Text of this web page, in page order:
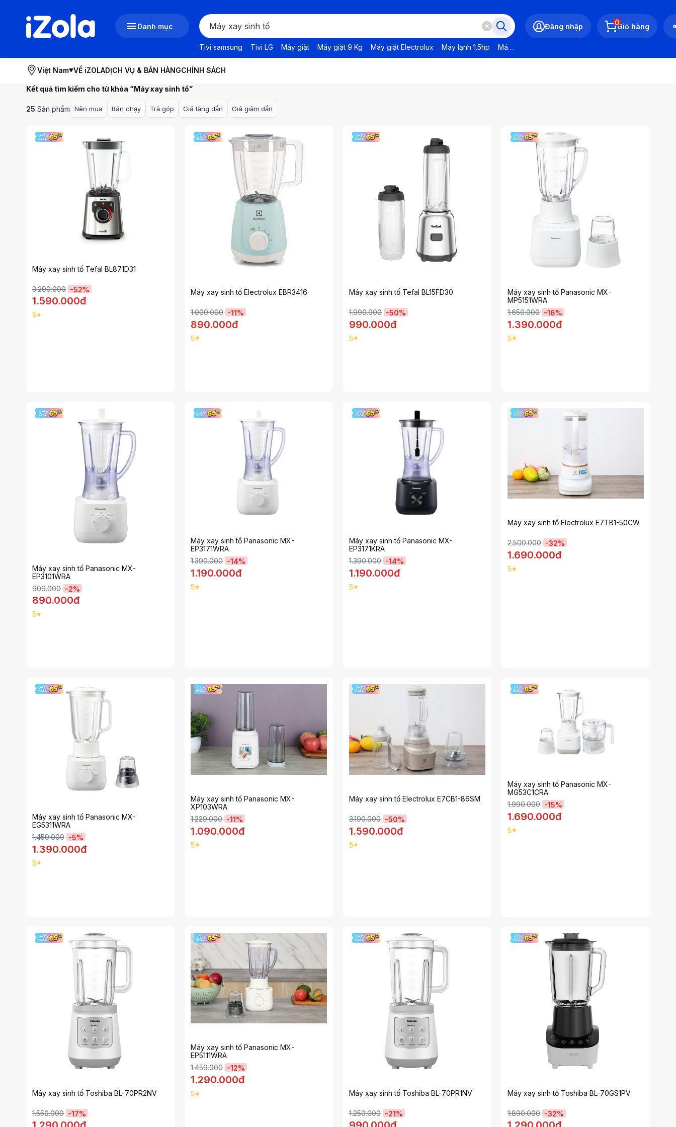
Danh mục
Tivi samsung Tivi LG Máy giặt Máy giặt 9 Kg Máy giặt Electrolux Máy lạnh 1.5hp Máy lạnh LG
Đăng nhập 0Giỏ hàng
Việt Nam VỀ iZOLADỊCH VỤ & BÁN HÀNGCHÍNH SÁCH
Kết quả tìm kiếm cho từ khóa “Máy xay sinh tố”
25 Sản phẩm Nên mua Bán chạy Trả góp Giá tăng dần Giá giảm dần
Máy xay sinh tố Tefal BL871D31
3.290.000 -52%
1.590.000đ
5
Máy xay sinh tố Electrolux EBR3416
1.000.000 -11%
890.000đ
5
Máy xay sinh tố Tefal BL15FD30
1.990.000 -50%
990.000đ
5
Máy xay sinh tố Panasonic MX-
MP5151WRA
1.650.000 -16%
1.390.000đ
5
Máy xay sinh tố Panasonic MX-
EP3101WRA
909.000 -2%
890.000đ
5
Máy xay sinh tố Panasonic MX-
EP3171WRA
1.390.000 -14%
1.190.000đ
5
Máy xay sinh tố Panasonic MX-
EP3171KRA
1.390.000 -14%
1.190.000đ
5
Máy xay sinh tố Electrolux E7TB1-50CW
2.500.000 -32%
1.690.000đ
5
Máy xay sinh tố Panasonic MX-
EG5311WRA
1.459.000 -5%
1.390.000đ
5
Máy xay sinh tố Panasonic MX-
XP103WRA
1.229.000 -11%
1.090.000đ
5
Máy xay sinh tố Electrolux E7CB1-86SM
3.190.000 -50%
1.590.000đ
5
Máy xay sinh tố Panasonic MX-
MG53C1CRA
1.990.000 -15%
1.690.000đ
5
Máy xay sinh tố Toshiba BL-70PR2NV
1.550.000 -17%
Máy xay sinh tố Panasonic MX-
EP5111WRA
1.459.000 -12%
1.290.000đ
5 Máy xay sinh tố Toshiba BL-70PR1NV
1.250.000 -21%
Máy xay sinh tố Toshiba BL-70GS1PV
1.890.000 -32%